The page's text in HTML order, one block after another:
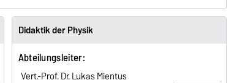
Didaktik der Physik
Abteilungsleiter:
Vert.-Prof. Dr. Lukas Mientus